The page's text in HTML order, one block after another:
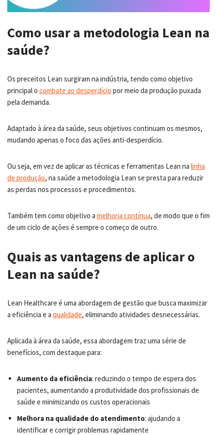
Como usar a metodologia Lean na
saúde?
Os preceitos Lean surgiram na indústria, tendo como objetivo
principal o combate ao desperdício por meio da produção puxada
pela demanda.
Adaptado à área da saúde, seus objetivos continuam os mesmos,
mudando apenas o foco das ações anti-desperdício.
Ou seja, em vez de aplicar as técnicas e ferramentas Lean na linha
de produção, na saúde a metodologia Lean se presta para reduzir
as perdas nos processos e procedimentos.
Também tem como objetivo a melhoria contínua, de modo que o fim
de um ciclo de ações é sempre o começo de outro.
Quais as vantagens de aplicar o
Lean na saúde?
Lean Healthcare é uma abordagem de gestão que busca maximizar
a eficiência e a qualidade, eliminando atividades desnecessárias.
Aplicada à área da saúde, essa abordagem traz uma série de
benefícios, com destaque para:
Aumento da eficiência: reduzindo o tempo de espera dos
pacientes, aumentando a produtividade dos profissionais de
saúde e minimizando os custos operacionais
Melhora na qualidade do atendimento: ajudando a
identificar e corrigir problemas rapidamente